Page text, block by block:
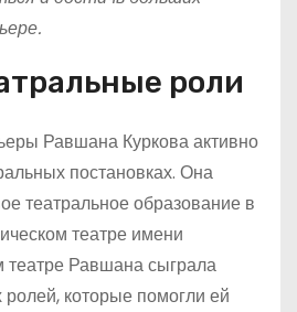
роли
Равшана Куркова активно
постановках. Она
театральное образование в
театре имени
театре Равшана сыграла
ролей, которые помогли ей